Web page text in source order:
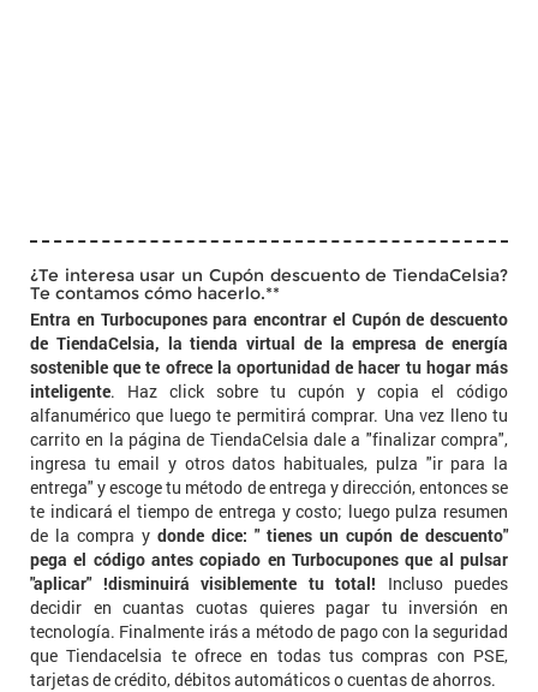
¿Te interesa usar un Cupón descuento de TiendaCelsia?
Te contamos cómo hacerlo.**
Entra en Turbocupones para encontrar el Cupón de descuento
de TiendaCelsia, la tienda virtual de la empresa de energía
sostenible que te ofrece la oportunidad de hacer tu hogar más
inteligente. Haz click sobre tu cupón y copia el código
alfanumérico que luego te permitirá comprar. Una vez lleno tu
carrito en la página de TiendaCelsia dale a "finalizar compra",
ingresa tu email y otros datos habituales, pulza "ir para la
entrega" y escoge tu método de entrega y dirección, entonces se
te indicará el tiempo de entrega y costo; luego pulza resumen
de la compra y donde dice: " tienes un cupón de descuento"
pega el código antes copiado en Turbocupones que al pulsar
"aplicar" !disminuirá visiblemente tu total! Incluso puedes
decidir en cuantas cuotas quieres pagar tu inversión en
tecnología. Finalmente irás a método de pago con la seguridad
que Tiendacelsia te ofrece en todas tus compras con PSE,
tarjetas de crédito, débitos automáticos o cuentas de ahorros.